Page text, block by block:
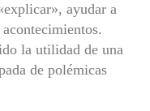
ayudar a
la utilidad de una
de polémicas